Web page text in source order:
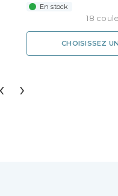
En stock
18
CHOISISSEZ
‹ ›